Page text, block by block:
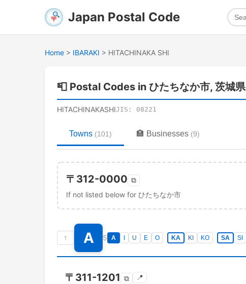
Japan Postal Code
Home > IBARAKI > HITACHINAKA SHI
📮 Postal Codes in ひたちなか市, 茨城県
HITACHINAKASHIJIS: 08221
Towns (101) 🏣 Businesses (9)
〒 312-0000 ⧉
If not listed below for ひたちなか市
↑ A 5 A U E O KA KI KO SA SI
〒 311-1201 ⧉ 📍